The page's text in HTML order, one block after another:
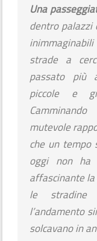
Una
dentro palazzi
strade a
passato più
piccole e
mutevole
che un tempo
oggi non ha
affascinante
le stradine
l’andamento
solcavano in